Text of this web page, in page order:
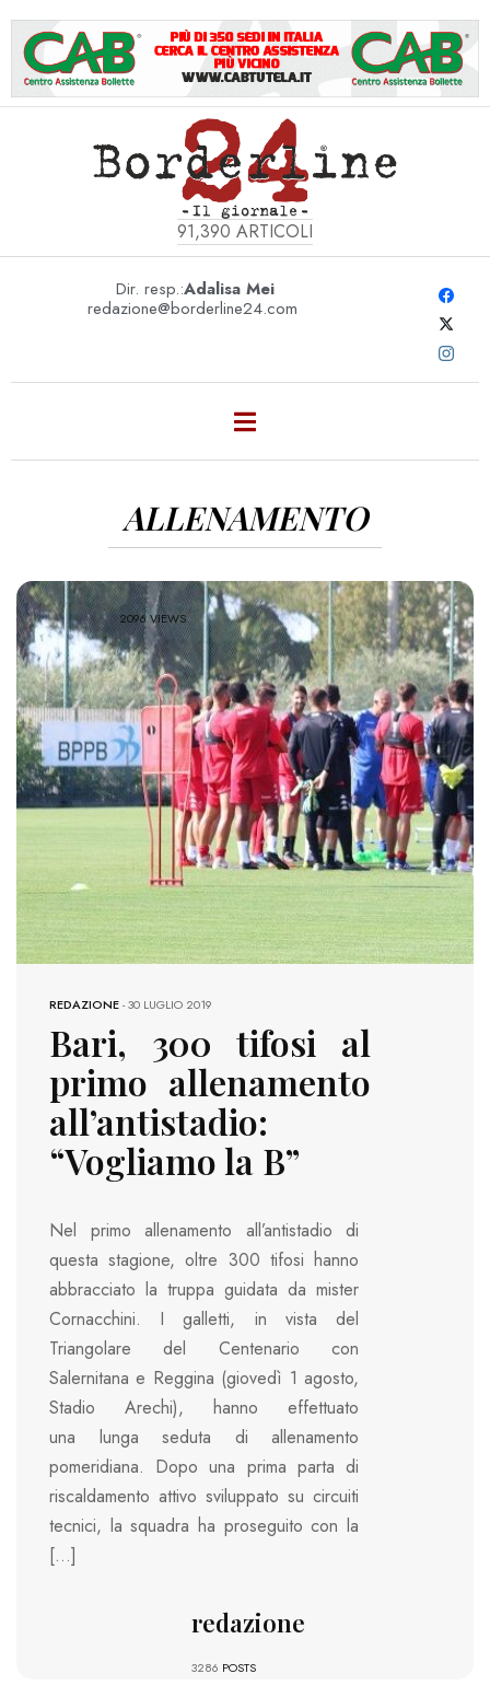
91,390 ARTICOLI
Dir. resp.:Adalisa Mei
redazione@borderline24.com
ALLENAMENTO
2096 VIEWS
REDAZIONE-30 LUGLIO 2019
Bari, 300 tifosi al
primo allenamento
all’antistadio:
“Vogliamo la B”
Nel primo allenamento all’antistadio di
questa stagione, oltre 300 tifosi hanno
abbracciato la truppa guidata da mister
Cornacchini. I galletti, in vista del
Triangolare del Centenario con
Salernitana e Reggina (giovedì 1 agosto,
Stadio Arechi), hanno effettuato
una lunga seduta di allenamento
pomeridiana. Dopo una prima parta di
riscaldamento attivo sviluppato su circuiti
tecnici, la squadra ha proseguito con la
[…]
redazione
3286 POSTS